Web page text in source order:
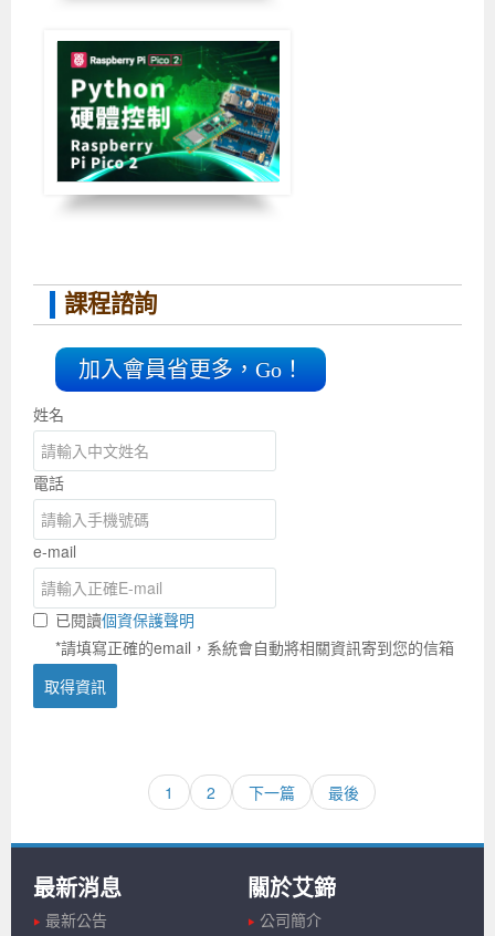
課程諮詢
加入會員省更多，Go！
姓名
電話
e-mail
已閱讀個資保護聲明
*請填寫正確的email，系統會自動將相關資訊寄到您的信箱
取得資訊
1 2 下一篇 最後
最新消息
最新公告
關於艾鍗
公司簡介